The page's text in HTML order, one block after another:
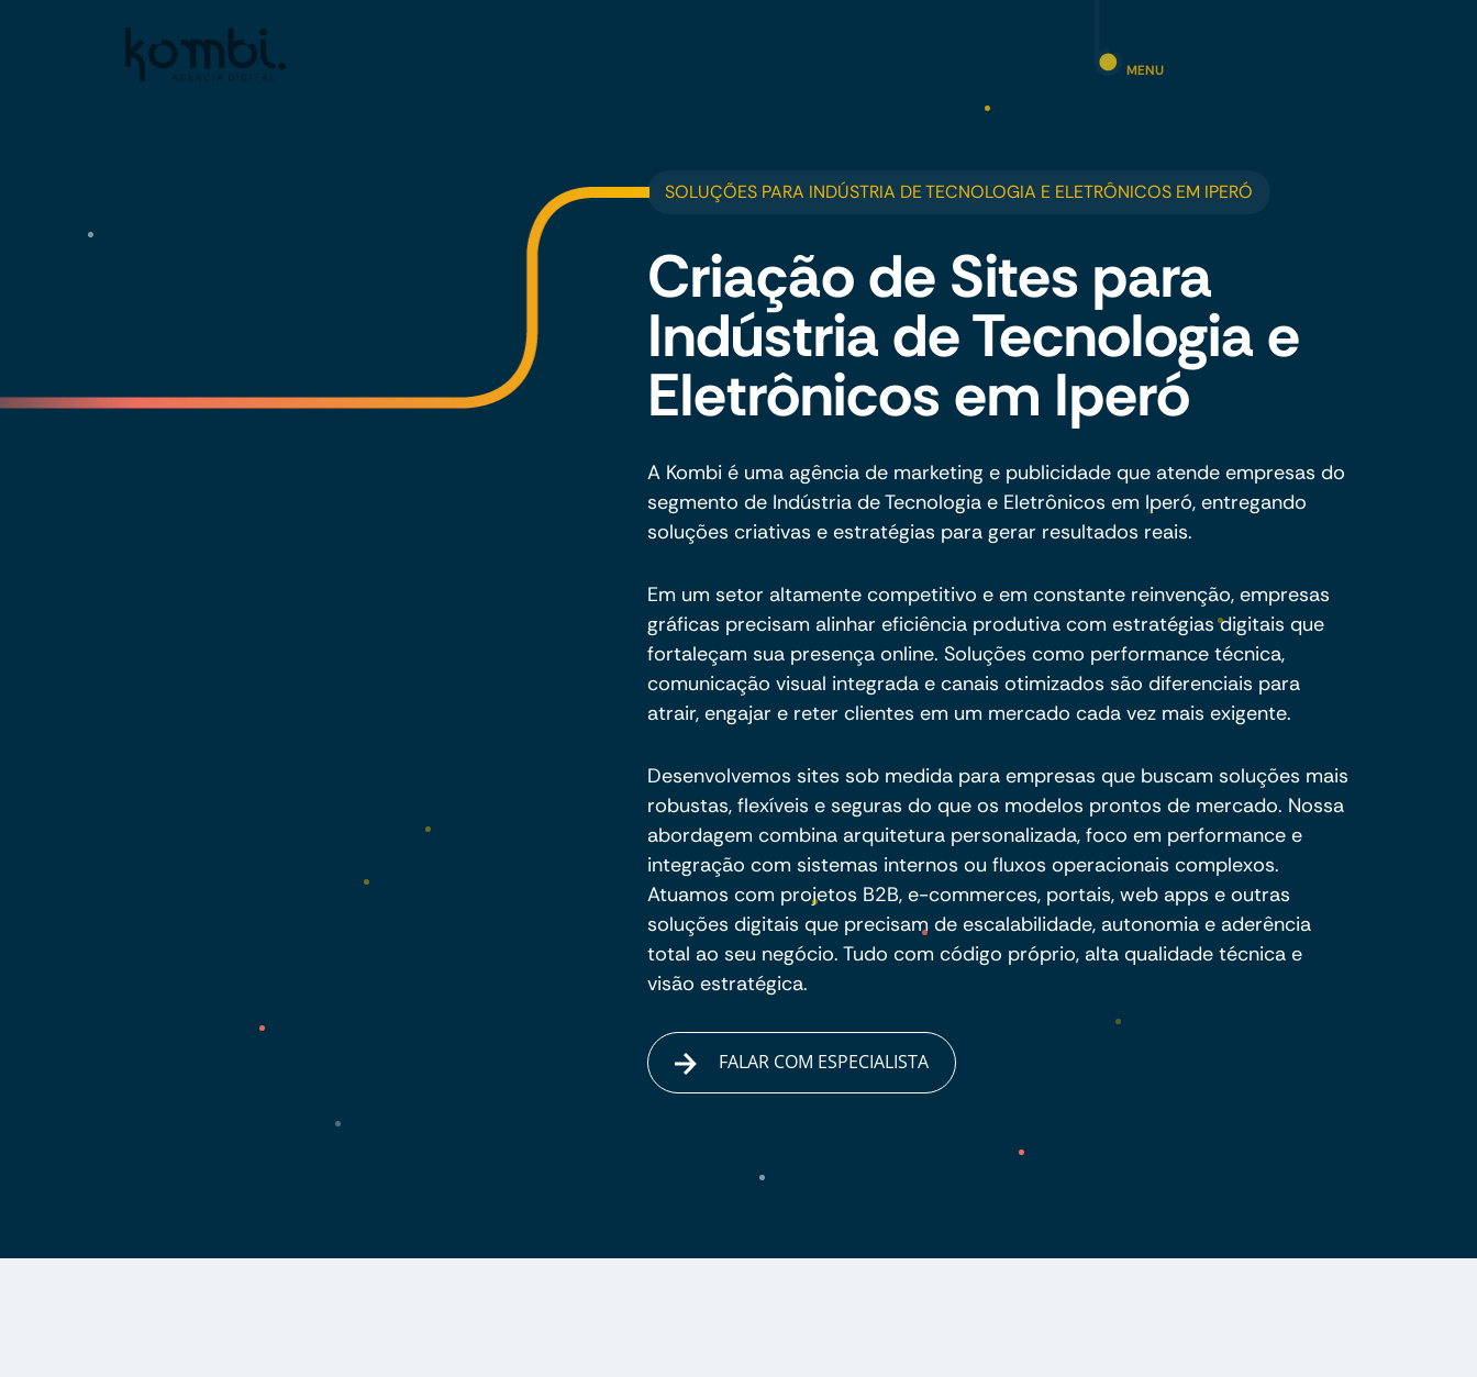
MENU
SOLUÇÕES PARA INDÚSTRIA DE TECNOLOGIA E ELETRÔNICOS EM IPERÓ
Criação de Sites para
Indústria de Tecnologia e
Eletrônicos em Iperó
A Kombi é uma agência de marketing e publicidade que atende empresas do
segmento de Indústria de Tecnologia e Eletrônicos em Iperó, entregando
soluções criativas e estratégias para gerar resultados reais.
Em um setor altamente competitivo e em constante reinvenção, empresas
gráficas precisam alinhar eficiência produtiva com estratégias digitais que
fortaleçam sua presença online. Soluções como performance técnica,
comunicação visual integrada e canais otimizados são diferenciais para
atrair, engajar e reter clientes em um mercado cada vez mais exigente.
Desenvolvemos sites sob medida para empresas que buscam soluções mais
robustas, flexíveis e seguras do que os modelos prontos de mercado. Nossa
abordagem combina arquitetura personalizada, foco em performance e
integração com sistemas internos ou fluxos operacionais complexos.
Atuamos com projetos B2B, e-commerces, portais, web apps e outras
soluções digitais que precisam de escalabilidade, autonomia e aderência
total ao seu negócio. Tudo com código próprio, alta qualidade técnica e
visão estratégica.
FALAR COM ESPECIALISTA